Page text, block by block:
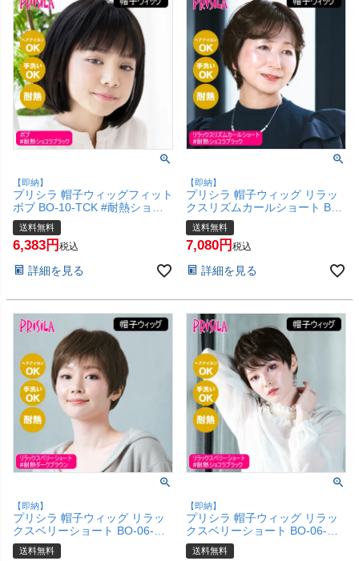
【即納】
プリシラ 帽子ウィッグフィット
ボブ BO-10-TCK #耐熱ショコ
ラブラック Sサイズ(約52～
56ccm)【医療用 フルウィッグ
かつら 和装 コスプレ 自然 おし
お手軽 初心者向け ボブ 金属不
料無料】(6057722)
送料無料
6,383 税込
詳細を見る
【即納】
プリシラ 帽子ウィッグ リラッ
クスリズムカールショート BO-
07-TCK #耐熱ショコラブラッ
ク Mサイズ(約54～60cm)【医
療用 フルウィッグ かつら 和装
軽 初心者向け ボブ 金属不使用
料】(6057671)
送料無料
7,080 税込
詳細を見る
【即納】
プリシラ 帽子ウィッグ リラッ
クスベリーショート BO-06-
TDB #耐熱ダークブラウン Mサ
イズ(約54～60cm)【医療用 フ
送料無料
【即納】
プリシラ 帽子ウィッグ リラッ
クスベリーショート BO-06-
TCK #耐熱ショコラブラック M
サイズ(約54～60cm)【医療用
送料無料